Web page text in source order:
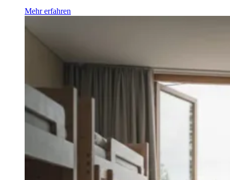
Mehr erfahren